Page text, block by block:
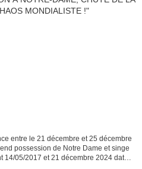
entre le 21 décembre et 25 décembre
possession de Notre Dame et singe
14/05/2017 et 21 décembre 2024 date